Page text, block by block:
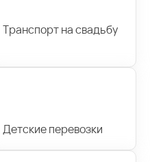
Транспорт на свадьбу
Детские перевозки